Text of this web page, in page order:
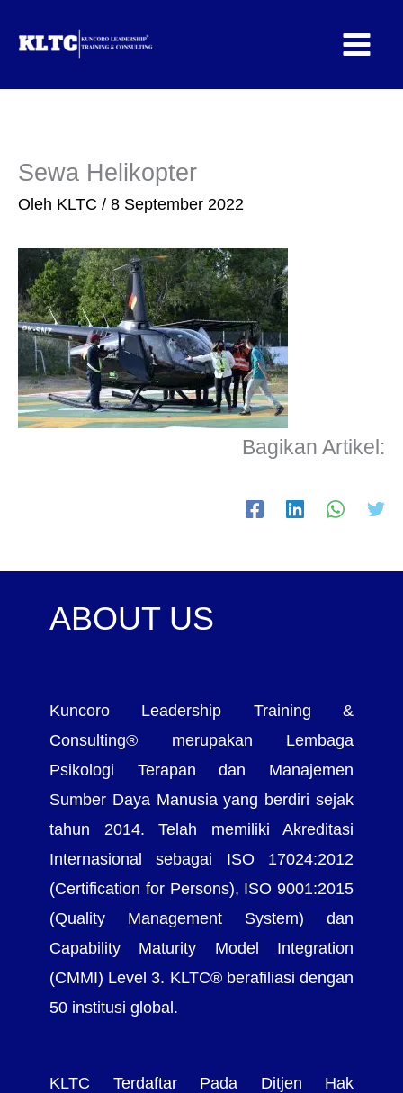
Sewa Helikopter
Oleh KLTC / 8 September 2022
Bagikan Artikel:
ABOUT US
Kuncoro Leadership Training &
Consulting® merupakan Lembaga
Psikologi Terapan dan Manajemen
Sumber Daya Manusia yang berdiri sejak
tahun 2014. Telah memiliki Akreditasi
Internasional sebagai ISO 17024:2012
(Certification for Persons), ISO 9001:2015
(Quality Management System) dan
Capability Maturity Model Integration
(CMMI) Level 3. KLTC® berafiliasi dengan
50 institusi global.
KLTC Terdaftar Pada Ditjen Hak